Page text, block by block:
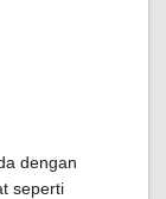
dengan
seperti